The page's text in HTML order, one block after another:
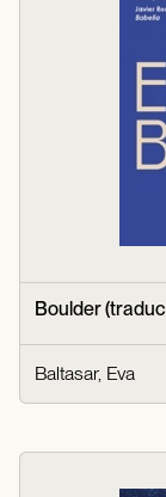
Boulder
Baltasar, Eva